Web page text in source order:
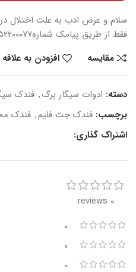
سلام و عرض ادب به علت اختلال
فقط از طریق پیامک شماره۰۹۳۵۲۲۰۰۰۷۷
مقایسه
افزودن به
دسته: ادوات سیگار برگ, فندک
برچسب: فندک جت فلیم, فندک
اشتراک گذاری:
0 reviews
0
0
0